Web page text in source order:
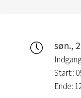
søn.,
Start::
Ende: